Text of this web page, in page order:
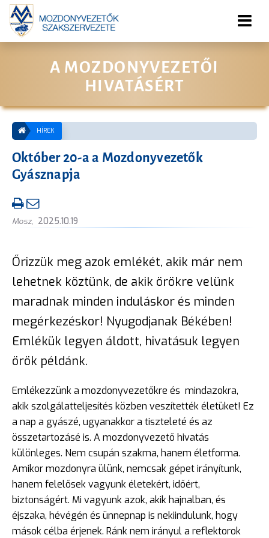
A MOZDONYVEZETŐI
HIVATÁSÉRT
HÍREK
Október 20-a a Mozdonyvezetők
Gyásznapja
Mosz, 2025.10.19
Őrizzük meg azok emlékét, akik már nem
lehetnek köztünk, de akik örökre velünk
maradnak minden induláskor és minden
megérkezéskor! Nyugodjanak Békében!
Emlékük legyen áldott, hivatásuk legyen
örök példánk.
Emlékezzünk a mozdonyvezetőkre és mindazokra,
akik szolgálatteljesítés közben veszítették életüket! Ez
a nap a gyászé, ugyanakkor a tiszteleté és az
összetartozásé is. A mozdonyvezető hivatás
különleges. Nem csupán szakma, hanem életforma.
Amikor mozdonyra ülünk, nemcsak gépet irányítunk,
hanem felelősek vagyunk életekért, időért,
biztonságért. Mi vagyunk azok, akik hajnalban, és
éjszaka, hévégén és ünnepnap is nekiindulunk, hogy
mások célba érjenek. Ránk nem irányul a reflektorok